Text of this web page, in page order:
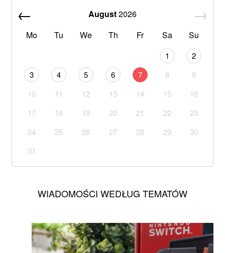
August2026
Mo
Tu We Th Fr Sa Su
1
2
3
4 5 6 7 8
9
10
11 12 13 14 15
16
17
18 19 20 21 22
23
24
25 26 27 28 29
30
31
WIADOMOŚCI WEDŁUG TEMATÓW